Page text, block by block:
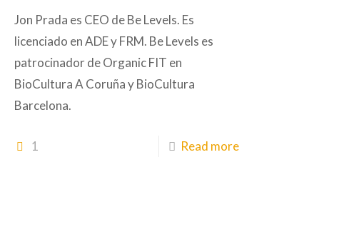
Jon Prada es CEO de Be Levels. Es
licenciado en ADE y FRM. Be Levels es
patrocinador de Organic FIT en
BioCultura A Coruña y BioCultura
Barcelona.
1 Read more